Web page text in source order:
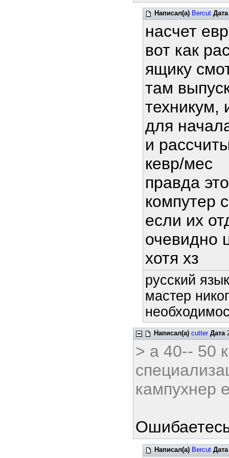
Написал(а) Bercut Дата
насчет
вот как
ящику
там
техникум,
для
и
кевр/мес
правда
компутер
если их
очевидно
хотя хз
русский
мастер
Написал(а) cutter Дата
> а 40-- 50
кампухнер
Написал(а) Bercut Дата